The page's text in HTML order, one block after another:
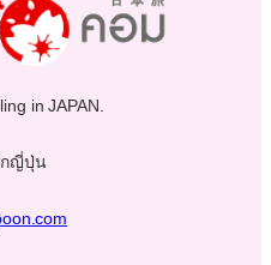
in JAPAN.
กญี่ปุ่น